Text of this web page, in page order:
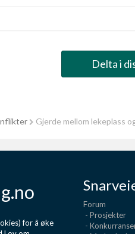
Delta i
Gjerde mellom lekeplass
for å øke
Forum
- Prosjekter
-